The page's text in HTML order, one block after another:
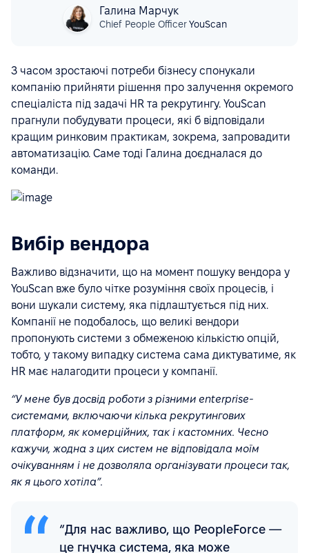
Галина Марчук
Chief People OfficerYouScan
З часом зростаючі потреби бізнесу спонукали
компанію прийняти рішення про залучення окремого
спеціаліста під задачі HR та рекрутингу. YouScan
прагнули побудувати процеси, які б відповідали
кращим ринковим практикам, зокрема, запровадити
автоматизацію. Саме тоді Галина доєдналася до
команди.
Вибір вендора
Важливо відзначити, що на момент пошуку вендора у
YouScan вже було чітке розуміння своїх процесів, і
вони шукали систему, яка підлаштується під них.
Компанії не подобалось, що великі вендори
пропонують системи з обмеженою кількістю опцій,
тобто, у такому випадку система сама диктуватиме, як
HR має налагодити процеси у компанії.
“У мене був досвід роботи з різними enterprise-
системами, включаючи кілька рекрутингових
платформ, як комерційних, так і кастомних. Чесно
кажучи, жодна з цих систем не відповідала моїм
очікуванням і не дозволяла організувати процеси так,
як я цього хотіла”.
“Для нас важливо, що PeopleForce —
це гнучка система, яка може